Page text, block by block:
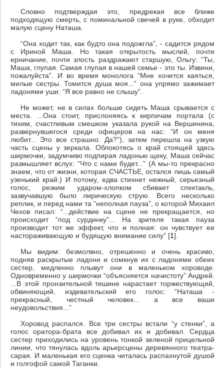
Словно подтверждая это, предрекая все ближе
подходящую смерть, с поминальной свечей в руке, обходит
малую сцену Наташа.
“Она ходит так, как будто она подожгла”, - садится рядом
с Ириной Маша. Но такая открытость мыслей, почти
ерничание, почти злость раздражают старшую, Ольгу: “Ты,
Маша, глупая. Самая глупая в нашей семье - это ты. Извини,
пожалуйста”. И во время монолога “Мне хочется каяться,
милые сестры. Томится душа моя...” она упрямо зажимает
ладонями уши: “Я все равно не слышу”.
Не может, не в силах больше сидеть Маша срывается с
места. ...Она стоит, прислоняясь к кирпичам портала (с
тихим, счастливым смешком указала рукой на Вершинина,
развернувшегося среди офицеров на нас: “И он меня
любит... Это все страшно. Да?”), затем перешла на узкую
часть сцены у зеркала. Облокотясь о край стоящей здесь
ширмочки, задумчиво подпирая ладонью щеку, Маша сейчас
размышляет вслух: “Что с нами будет...” (А мы-то прекрасно
знаем, что от жизни, которая СЧАСТЬЕ, остался лишь самый
узенький край.) И потому, едва стихнет нежный, серьезный
голос, резким ударом-хлопком сбивает спектакль,
зазвучавшую было лирическую струю. Всего несколько
реплик, и перед нами та “неполная пауза”, о которой Михаил
Чехов писал: “...действие на сцене не прекращается, но
происходит “под сурдинку”... На зрителя такая пауза
производит тот же эффект, что и полная: он чувствует ее
настораживающую и будящую внимание силу” [1].
Мы видим: безмолвно, отрешенно и очень красиво,
подняв раскрытые ладони и сомкнув их с ладонями обеих
сестер, медленно плывут они в маленьком хороводе.
Одновременно у ширмочки “объясняется начистоту” Андрей.
...В этой пронзительной тишине нарастает торжествующий,
обвиняющий, издевательский его голос: “Наташа -
прекрасный, честный человек... а все ваши
неудовольствия...”
Хоровод распался. Все три сестры встали “у стенки”, а
голос оратора-брата все добивал их и добивал. Сердца
сестер приходились на уровень тонкой зеленой прицельной
линии, что тянулась вдоль арьерсцены деревянного театра-
сарая. И маленькая его сценка читалась распахнутой душой
и голгофой самой Таганки.